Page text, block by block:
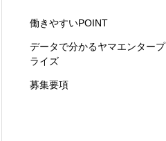
働きやすいPOINT
データで分かるヤマエンタープ
ライズ
募集要項